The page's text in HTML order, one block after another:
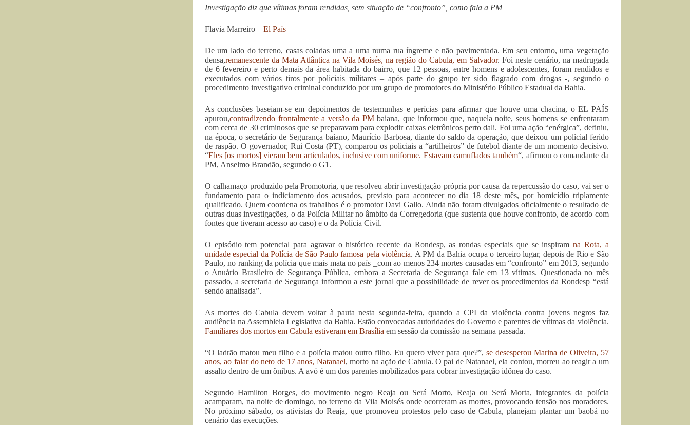
Investigação diz que vítimas foram rendidas, sem situação de “confronto”, como fala a PM
Flavia Marreiro – El País
De um lado do terreno, casas coladas uma a uma numa rua íngreme e não pavimentada. Em seu entorno, uma vegetação
densa,remanescente da Mata Atlântica na Vila Moisés, na região do Cabula, em Salvador. Foi neste cenário, na madrugada
de 6 fevereiro e perto demais da área habitada do bairro, que 12 pessoas, entre homens e adolescentes, foram rendidos e
executados com vários tiros por policiais militares – após parte do grupo ter sido flagrado com drogas -, segundo o
procedimento investigativo criminal conduzido por um grupo de promotores do Ministério Público Estadual da Bahia.
As conclusões baseiam-se em depoimentos de testemunhas e perícias para afirmar que houve uma chacina, o EL PAÍS
apurou,contradizendo frontalmente a versão da PMbaiana, que informou que, naquela noite, seus homens se enfrentaram
com cerca de 30 criminosos que se preparavam para explodir caixas eletrônicos perto dali. Foi uma ação “enérgica”, definiu,
na época, o secretário de Segurança baiano, Maurício Barbosa, diante do saldo da operação, que deixou um policial ferido
de raspão. O governador, Rui Costa (PT), comparou os policiais a “artilheiros” de futebol diante de um momento decisivo.
“Eles [os mortos] vieram bem articulados, inclusive com uniforme. Estavam camuflados também“, afirmou o comandante da
PM, Anselmo Brandão, segundo o G1.
O calhamaço produzido pela Promotoria, que resolveu abrir investigação própria por causa da repercussão do caso, vai ser o
fundamento para o indiciamento dos acusados, previsto para acontecer no dia 18 deste mês, por homicídio triplamente
qualificado. Quem coordena os trabalhos é o promotor Davi Gallo. Ainda não foram divulgados oficialmente o resultado de
outras duas investigações, o da Polícia Militar no âmbito da Corregedoria (que sustenta que houve confronto, de acordo com
fontes que tiveram acesso ao caso) e o da Polícia Civil.
O episódio tem potencial para agravar o histórico recente da Rondesp, as rondas especiais que se inspiramna Rota, a
unidade especial da Polícia de São Paulo famosa pela violência. A PM da Bahia ocupa o terceiro lugar, depois de Rio e São
Paulo, no ranking da polícia que mais mata no país _com ao menos 234 mortes causadas em “confronto” em 2013, segundo
o Anuário Brasileiro de Segurança Pública, embora a Secretaria de Segurança fale em 13 vítimas. Questionada no mês
passado, a secretaria de Segurança informou a este jornal que a possibilidade de rever os procedimentos da Rondesp “está
sendo analisada”.
As mortes do Cabula devem voltar à pauta nesta segunda-feira, quando a CPI da violência contra jovens negros faz
audiência na Assembleia Legislativa da Bahia. Estão convocadas autoridades do Governo e parentes de vítimas da violência.
Familiares dos mortos em Cabula estiveram em Brasília em sessão da comissão na semana passada.
“O ladrão matou meu filho e a polícia matou outro filho. Eu quero viver para que?”, se desesperou Marina de Oliveira, 57
anos, ao falar do neto de 17 anos, Natanael, morto na ação de Cabula. O pai de Natanael, ela contou, morreu ao reagir a um
assalto dentro de um ônibus. A avó é um dos parentes mobilizados para cobrar investigação idônea do caso.
Segundo Hamilton Borges, do movimento negro Reaja ou Será Morto, Reaja ou Será Morta, integrantes da polícia
acamparam, na noite de domingo, no terreno da Vila Moisés onde ocorreram as mortes, provocando tensão nos moradores.
No próximo sábado, os ativistas do Reaja, que promoveu protestos pelo caso de Cabula, planejam plantar um baobá no
cenário das execuções.